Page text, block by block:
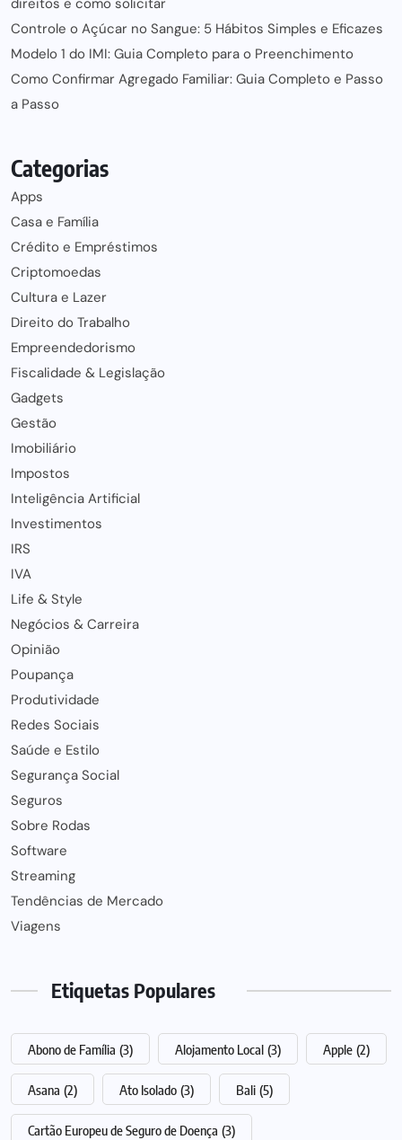
direitos e como solicitar
Controle o Açúcar no Sangue: 5 Hábitos Simples e Eficazes
Modelo 1 do IMI: Guia Completo para o Preenchimento
Como Confirmar Agregado Familiar: Guia Completo e Passo
a Passo
Categorias
Apps
Casa e Família
Crédito e Empréstimos
Criptomoedas
Cultura e Lazer
Direito do Trabalho
Empreendedorismo
Fiscalidade & Legislação
Gadgets
Gestão
Imobiliário
Impostos
Inteligência Artificial
Investimentos
IRS
IVA
Life & Style
Negócios & Carreira
Opinião
Poupança
Produtividade
Redes Sociais
Saúde e Estilo
Segurança Social
Seguros
Sobre Rodas
Software
Streaming
Tendências de Mercado
Viagens
Etiquetas Populares
Abono de Família (3) Alojamento Local (3) Apple (2)
Asana (2) Ato Isolado (3) Bali (5)
Cartão Europeu de Seguro de Doença (3)